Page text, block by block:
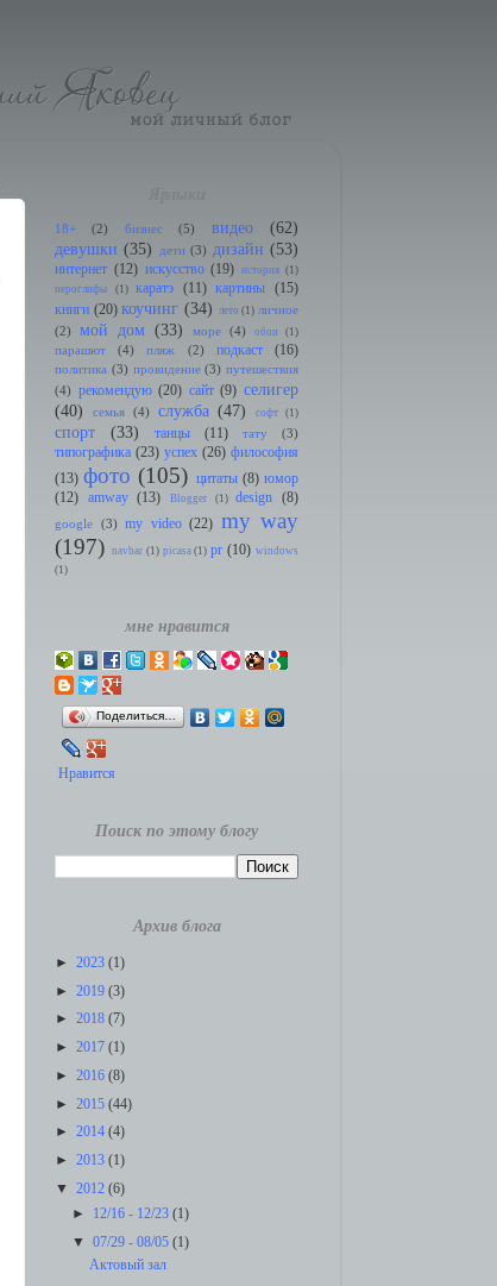
18+ (2) бизнес (5) видео
(62)
девушки (35) дети (3) дизайн (53)
интернет (12) искусство (19) история (1)
иeроглифы
(1) каратэ (11) картины
(15)
книги (20) коучинг (34) лето (1) личное
(2)
мой дом (33) море (4) обои (1)
парашют (4) пляж (2) подкаст (16)
политика (3) провидение (3) путешествия
(4)
рекомендую (20) сайт (9) селигер
(40)
семья (4) служба (47) софт (1)
спорт (33) танцы (11) тату (3)
типографика (23) успех (26) философия
(13) фото (105) цитаты (8) юмор
(12)
amway (13) Blogger (1) design (8)
google (3) my video (22) my way
(197) navbar (1) picasa (1) pr (10) windows
(1)
мне нравится
Поделиться…
Нравится
Поиск по этому блогу
Архив блога
► 2023 (1)
► 2019 (3)
► 2018 (7)
► 2017 (1)
► 2016 (8)
► 2015 (44)
► 2014 (4)
► 2013 (1)
▼ 2012 (6)
► 12/16 - 12/23(1)
▼07/29 - 08/05(1)
Актовый зал